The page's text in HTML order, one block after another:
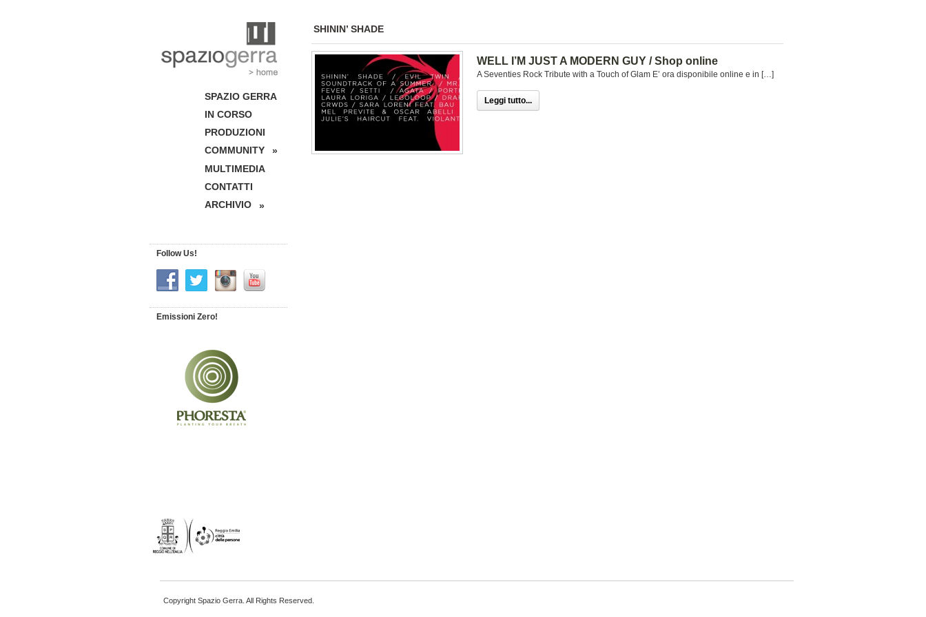
SHININ’ SHADE
WELL I’M JUST A MODERN GUY / Shop online
A Seventies Rock Tribute with a Touch of Glam E’ ora disponibile online e in […]
Leggi tutto...
SPAZIO GERRA
IN CORSO
PRODUZIONI
COMMUNITY
»
MULTIMEDIA
CONTATTI
ARCHIVIO
»
Follow Us!
Emissioni Zero!
Copyright Spazio Gerra. All Rights Reserved.